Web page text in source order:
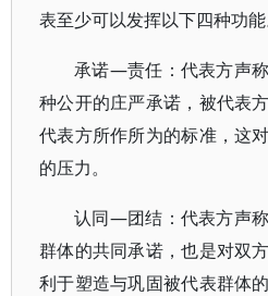
表至少可以发挥以下四种功能
承诺—责任：代表方声
种公开的庄严承诺，被代表
代表方所作所为的标准，这
的压力。
认同—团结：代表方声
群体的共同承诺，也是对双
利于塑造与巩固被代表群体